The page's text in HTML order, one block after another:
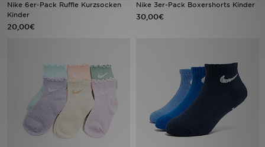
Nike 6er-Pack Ruffle Kurzsocken
Kinder
20,00€
Nike 3er-Pack Boxershorts Kinder
30,00€
Sport
Mein JD
Hilfe & Kontakt